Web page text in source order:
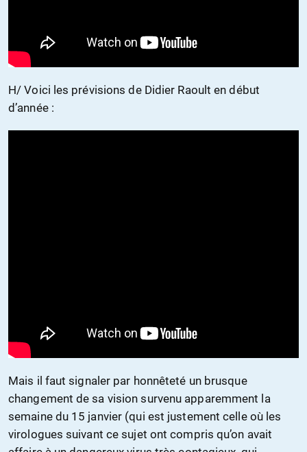
H/ Voici les prévisions de Didier Raoult en début
d’année :
Mais il faut signaler par honnêteté un brusque
changement de sa vision survenu apparemment la
semaine du 15 janvier (qui est justement celle où les
virologues suivant ce sujet ont compris qu’on avait